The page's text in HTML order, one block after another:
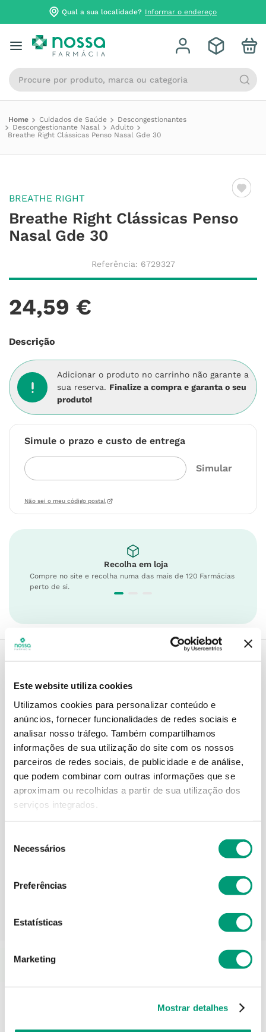
Este website utiliza cookies
Utilizamos cookies para personalizar conteúdo e
anúncios, fornecer funcionalidades de redes sociais e
analisar nosso tráfego. Também compartilhamos
informações de sua utilização do site com os nossos
parceiros de redes sociais, de publicidade e de análise,
que podem combinar com outras informações que se
aproximam ou recolhidas a partir de sua utilização dos
serviços integrados.
Necessários
Preferências
Estatísticas
Marketing
Mostrar detalhes
Qual a sua localidade? Informar o endereço
Procure por produto, marca ou categoria
Cuidados de Saúde
Descongestionantes
Descongestionante Nasal
Adulto
Breathe Right Clássicas Penso Nasal Gde 30
BREATHE RIGHT
Breathe Right Clássicas Penso
Nasal Gde 30
Referência: 6729327
24,59 €
Descrição
Adicionar o produto no carrinho não garante a
sua reserva. Finalize a compra e garanta o seu
produto!
Simule o prazo e custo de entrega
Não sei o meu código postal
Recolha em loja
Compre no site e recolha numa das mais de 120 Farmácias
perto de si.
Descrição do Produto
Modo de utilização
Contra-indicações
Informações técnicas
PODERÁ TAMBÉM GOSTAR